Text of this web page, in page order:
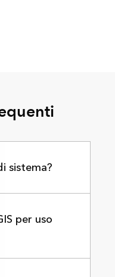
sistema?
per uso